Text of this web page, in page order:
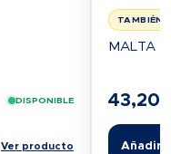
DISPONIBLE
Ver producto
TAMBIÉN
MALTA
43,20
Añadir